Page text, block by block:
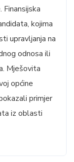
kojima
upravljanja na
odnosa ili
Mješovita
općine
primjer
iz oblasti